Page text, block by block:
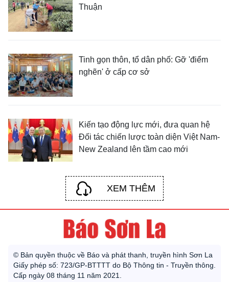
Thuận
Tinh gọn thôn, tổ dân phố: Gỡ 'điểm
nghẽn' ở cấp cơ sở
Kiến tạo động lực mới, đưa quan hệ
Đối tác chiến lược toàn diện Việt Nam-
New Zealand lên tầm cao mới
XEM THÊM
© Bản quyền thuộc về Báo và phát thanh, truyền hình Sơn La
Giấy phép số: 723/GP-BTTTT do Bộ Thông tin - Truyền thông.
Cấp ngày 08 tháng 11 năm 2021.